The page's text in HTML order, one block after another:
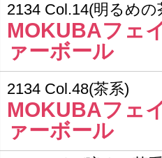
2134 Col.14(明るめの
MOKUBAフェ
ァーボール
2134 Col.48(茶系)
MOKUBAフェ
ァーボール